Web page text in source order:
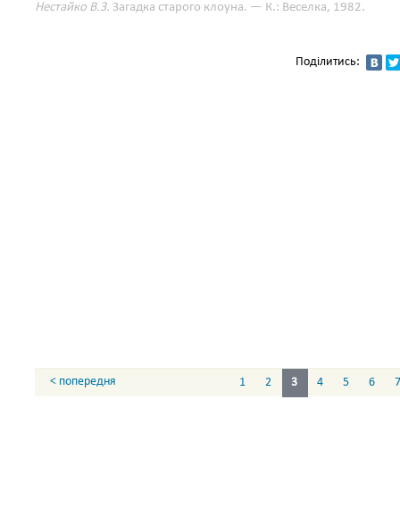
Нестайко В.З. Загадка старого клоуна. — К.: Веселка, 1982.
Поділитись:
< попередня 1 2 3 4 5 6